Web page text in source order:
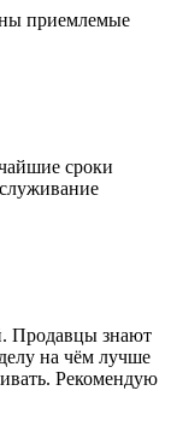
приемлемые
сроки
Продавцы знают
на чём лучше
Рекомендую